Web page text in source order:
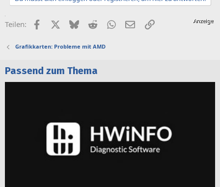
Teilen: FacebookX (Twitter)
BlueskyRedditWhatsApp
E-MailLink
Grafikkarten: Probleme mit AMD
Passend zum Thema